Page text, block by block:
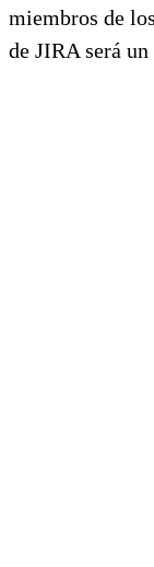
miembros de
de JIRA será